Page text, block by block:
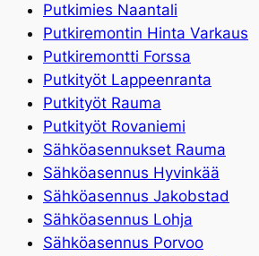
Putkimies Naantali
Putkiremontin Hinta Varkaus
Putkiremontti Forssa
Putkityöt Lappeenranta
Putkityöt Rauma
Putkityöt Rovaniemi
Sähköasennukset Rauma
Sähköasennus Hyvinkää
Sähköasennus Jakobstad
Sähköasennus Lohja
Sähköasennus Porvoo